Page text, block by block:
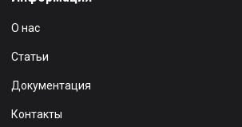
О нас
Статьи
Документация
Контакты